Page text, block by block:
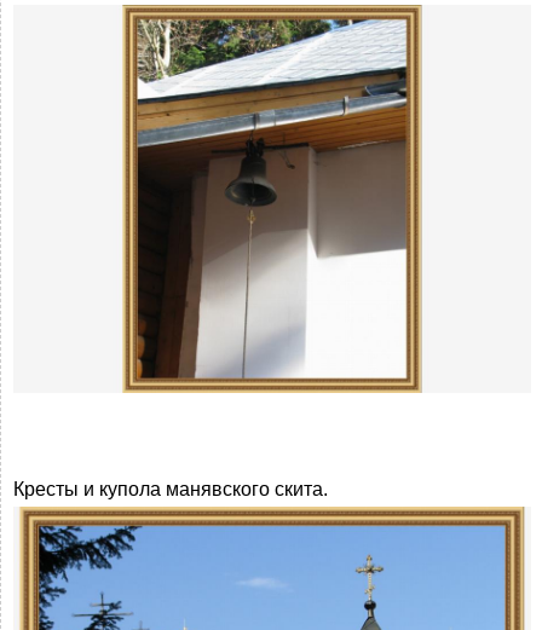
Кресты и купола манявского скита.